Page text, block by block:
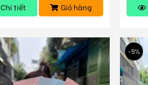
Chi tiết Giỏ hàng
-5%